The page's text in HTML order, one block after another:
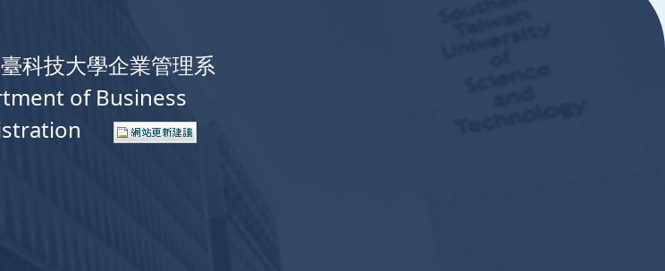
科技大學企業管理系
of Business